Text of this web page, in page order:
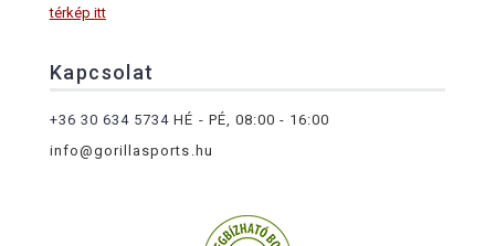
térkép itt
Kapcsolat
+36 30 634 5734 HÉ - PÉ, 08:00 - 16:00
info@gorillasports.hu